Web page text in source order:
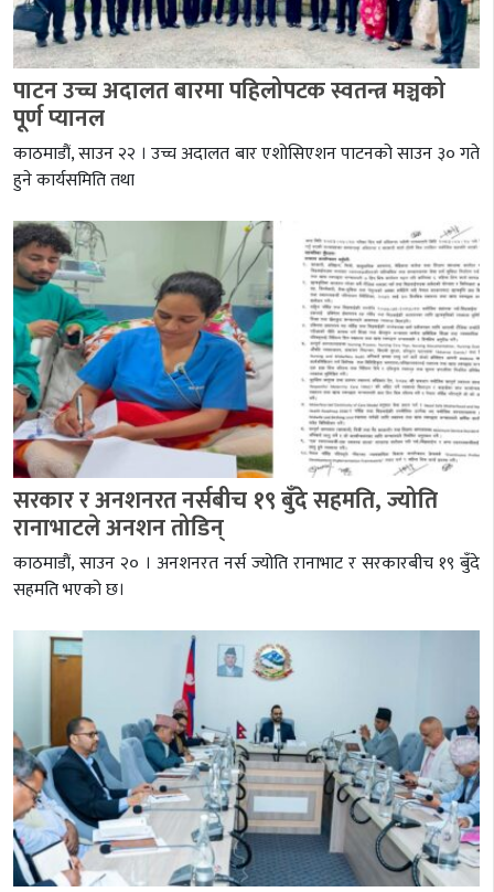
पाटन उच्च अदालत बारमा पहिलोपटक स्वतन्त्र मञ्चको
पूर्ण प्यानल
काठमाडौं, साउन २२ । उच्च अदालत बार एशोसिएशन पाटनको साउन ३० गते
हुने कार्यसमिति तथा
सरकार र अनशनरत नर्सबीच १९ बुँदे सहमति, ज्योति
रानाभाटले अनशन तोडिन्
काठमाडौं, साउन २० । अनशनरत नर्स ज्योति रानाभाट र सरकारबीच १९ बुँदे
सहमति भएको छ।